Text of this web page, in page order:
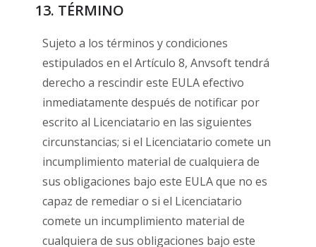
13. TÉRMINO
Sujeto a los términos y condiciones
estipulados en el Artículo 8, Anvsoft tendrá
derecho a rescindir este EULA efectivo
inmediatamente después de notificar por
escrito al Licenciatario en las siguientes
circunstancias; si el Licenciatario comete un
incumplimiento material de cualquiera de
sus obligaciones bajo este EULA que no es
capaz de remediar o si el Licenciatario
comete un incumplimiento material de
cualquiera de sus obligaciones bajo este